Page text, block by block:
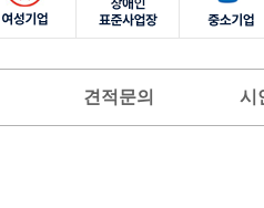
견적문의 시